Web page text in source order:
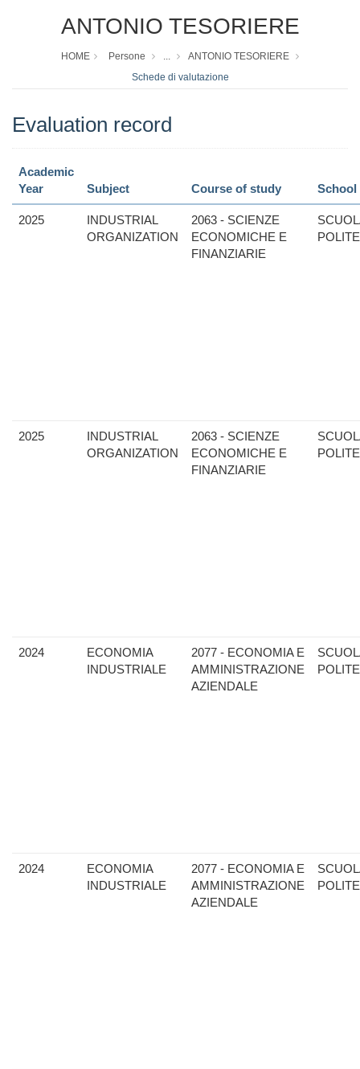
ANTONIO TESORIERE
HOME Persone ...
ANTONIO TESORIERE
Schede di valutazione
Evaluation record
Academic
Year
Subject Course of study School
2025
INDUSTRIAL
ORGANIZATION
2063 - SCIENZE
ECONOMICHE E
FINANZIARIE
2025
INDUSTRIAL
ORGANIZATION
2063 - SCIENZE
ECONOMICHE E
FINANZIARIE
2024
ECONOMIA
INDUSTRIALE
2077 - ECONOMIA E
AMMINISTRAZIONE
AZIENDALE
2024
ECONOMIA
INDUSTRIALE
2077 - ECONOMIA E
AMMINISTRAZIONE
AZIENDALE